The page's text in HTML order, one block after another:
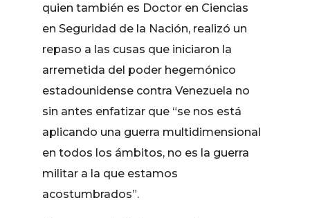
quien también es Doctor en Ciencias
en Seguridad de la Nación, realizó un
repaso a las cusas que iniciaron la
arremetida del poder hegemónico
estadounidense contra Venezuela no
sin antes enfatizar que “se nos está
aplicando una guerra multidimensional
en todos los ámbitos, no es la guerra
militar a la que estamos
acostumbrados”.